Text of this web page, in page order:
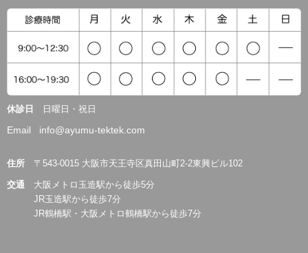
休診日 日曜日・祝日
Email info@ayumu-tektek.com
住所 〒543-0015 大阪市天王寺区真田山町2-2東興ビル102
交通 大阪メトロ玉造駅から徒歩5分
JR玉造駅から徒歩7分
JR鶴橋駅・大阪メトロ鶴橋駅から徒歩7分